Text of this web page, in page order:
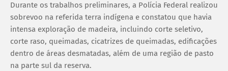
Durante os trabalhos preliminares, a Polícia Federal realizou
sobrevoo na referida terra indígena e constatou que havia
intensa exploração de madeira, incluindo corte seletivo,
corte raso, queimadas, cicatrizes de queimadas, edificações
dentro de áreas desmatadas, além de uma região de pasto
na parte sul da reserva.